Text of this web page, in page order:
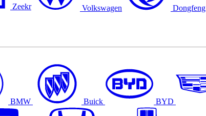
Zeekr Volkswagen Dongfeng
BMW Buick BYD